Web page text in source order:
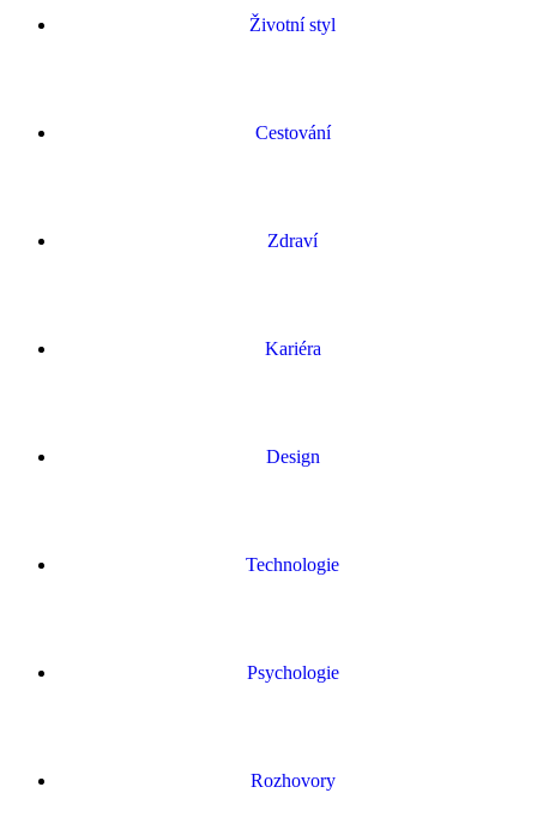
Životní styl
Cestování
Zdraví
Kariéra
Design
Technologie
Psychologie
Rozhovory